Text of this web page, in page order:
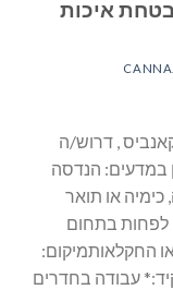
איכות
, דרוש/ה
במדעים: הנדסה
כימיה או תואר
לפחות בתחום
החקלאותמיקום:
עבודה בחדרים